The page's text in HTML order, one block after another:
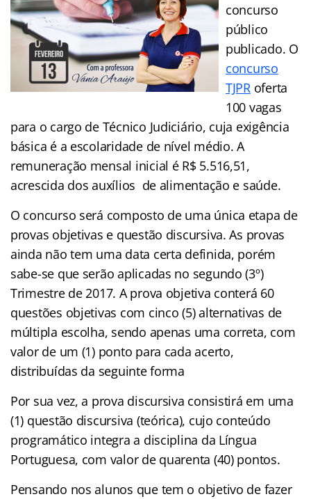
concurso
público
publicado. O
concurso
TJPRoferta
100 vagas
para o cargo de Técnico Judiciário, cuja exigência
básica é a escolaridade de nível médio. A
remuneração mensal inicial é R$ 5.516,51,
acrescida dos auxílios de alimentação e saúde.
O concurso será composto de uma única etapa de
provas objetivas e questão discursiva. As provas
ainda não tem uma data certa definida, porém
sabe-se que serão aplicadas no segundo (3º)
Trimestre de 2017. A prova objetiva conterá 60
questões objetivas com cinco (5) alternativas de
múltipla escolha, sendo apenas uma correta, com
valor de um (1) ponto para cada acerto,
distribuídas da seguinte forma
Por sua vez, a prova discursiva consistirá em uma
(1) questão discursiva (teórica), cujo conteúdo
programático integra a disciplina da Língua
Portuguesa, com valor de quarenta (40) pontos.
Pensando nos alunos que tem o objetivo de fazer